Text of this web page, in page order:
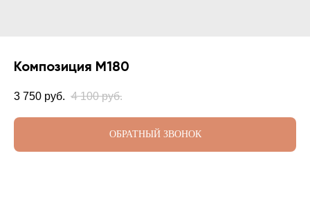
Композиция М180
3 750 руб. 4 100 руб.
ОБРАТНЫЙ ЗВОНОК